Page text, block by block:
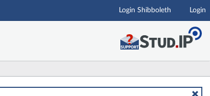
Login Shibboleth Login
in der Fußball-Bundesliga am Beispiel von